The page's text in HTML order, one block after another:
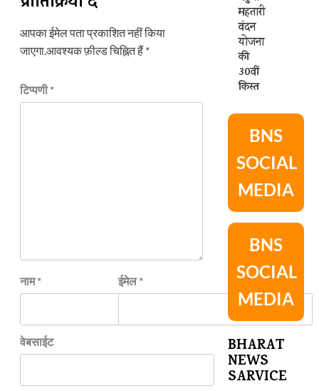
आपका ईमेल पता प्रकाशित नहीं किया
जाएगा.आवश्यक फ़ील्ड चिह्नित हैं*
टिप्पणी*
नाम* ईमेल*
वेबसाईट
महतारी
वंदन
योजना
की
30वीं
किस्त
BNS
SOCIAL
MEDIA
BNS
SOCIAL
MEDIA
BHARAT
NEWS
SARVICE